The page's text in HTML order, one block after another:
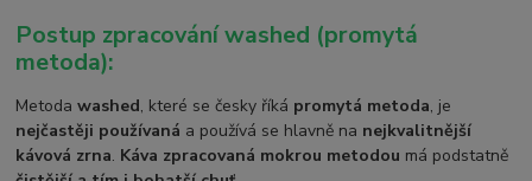
Postup zpracování washed (promytá
metoda):
Metodawashed, které se česky říká promytá metoda, je
nejčastěji používaná a používá se hlavně na nejkvalitnější
kávová zrna. Káva zpracovaná mokrou metodou má podstatně